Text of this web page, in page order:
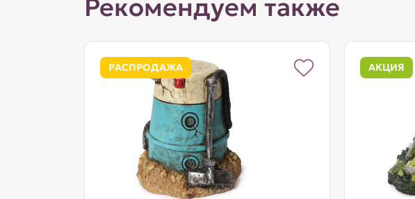
Рекомендуем также
РАСПРОДАЖА АКЦИЯ